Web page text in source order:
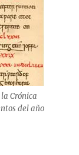
Crónica
del año